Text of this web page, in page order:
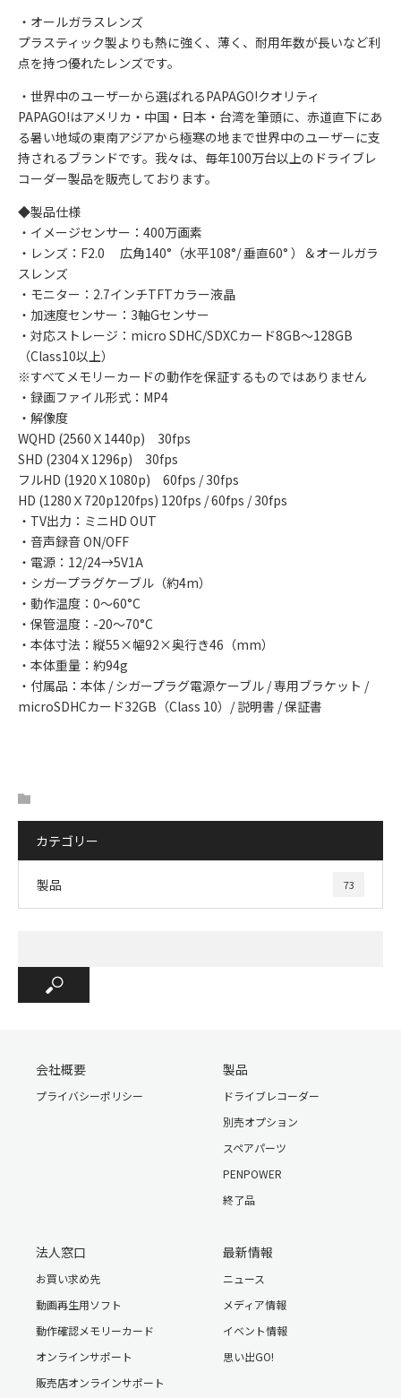
・オールガラスレンズ
プラスティック製よりも熱に強く、薄く、耐用年数が長いなど利
点を持つ優れたレンズです。
・世界中のユーザーから選ばれるPAPAGO!クオリティ
PAPAGO!はアメリカ・中国・日本・台湾を筆頭に、赤道直下にあ
る暑い地域の東南アジアから極寒の地まで世界中のユーザーに支
持されるブランドです。我々は、毎年100万台以上のドライブレ
コーダー製品を販売しております。
◆製品仕様
・イメージセンサー：400万画素
・レンズ：F2.0 広角140°（水平108°/ 垂直60° ）＆オールガラ
スレンズ
・モニター：2.7インチTFTカラー液晶
・加速度センサー：3軸Gセンサー
・対応ストレージ：micro SDHC/SDXCカード8GB～128GB
（Class10以上）
※すべてメモリーカードの動作を保証するものではありません
・録画ファイル形式：MP4
・解像度
WQHD (2560Ｘ1440p) 30fps
SHD (2304Ｘ1296p) 30fps
フルHD (1920Ｘ1080p) 60fps / 30fps
HD (1280Ｘ720p120fps) 120fps / 60fps / 30fps
・TV出力：ミニHD OUT
・音声録音 ON/OFF
・電源：12/24→5V1A
・シガープラグケーブル（約4m）
・動作温度：0～60°C
・保管温度：-20～70°C
・本体寸法：縦55×幅92×奥行き46（mm）
・本体重量：約94g
・付属品：本体 / シガープラグ電源ケーブル / 専用ブラケット /
microSDHCカード32GB（Class 10）/ 説明書 / 保証書
カテゴリー
製品 73
会社概要
プライバシーポリシー
製品
ドライブレコーダー
別売オプション
スペアパーツ
PENPOWER
終了品
法人窓口
お買い求め先
動画再生用ソフト
動作確認メモリーカード
オンラインサポート
販売店オンラインサポート
最新情報
ニュース
メディア情報
イベント情報
思い出GO!